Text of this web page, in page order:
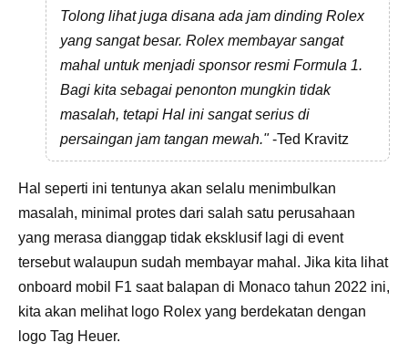
Tolong lihat juga disana ada jam dinding Rolex
yang sangat besar. Rolex membayar sangat
mahal untuk menjadi sponsor resmi Formula 1.
Bagi kita sebagai penonton mungkin tidak
masalah, tetapi Hal ini sangat serius di
persaingan jam tangan mewah."-Ted Kravitz
Hal seperti ini tentunya akan selalu menimbulkan
masalah, minimal protes dari salah satu perusahaan
yang merasa dianggap tidak eksklusif lagi di event
tersebut walaupun sudah membayar mahal. Jika kita lihat
onboard mobil F1 saat balapan di Monaco tahun 2022 ini,
kita akan melihat logo Rolex yang berdekatan dengan
logo Tag Heuer.